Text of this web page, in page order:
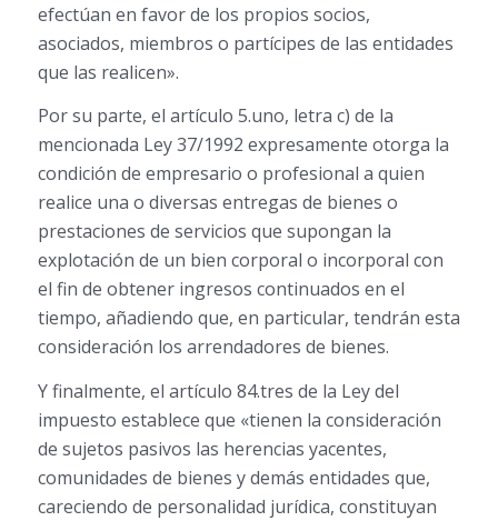
efectúan en favor de los propios socios,
asociados, miembros o partícipes de las entidades
que las realicen».
Por su parte, el artículo 5.uno, letra c) de la
mencionada Ley 37/1992 expresamente otorga la
condición de empresario o profesional a quien
realice una o diversas entregas de bienes o
prestaciones de servicios que supongan la
explotación de un bien corporal o incorporal con
el fin de obtener ingresos continuados en el
tiempo, añadiendo que, en particular, tendrán esta
consideración los arrendadores de bienes.
Y finalmente, el artículo 84.tres de la Ley del
impuesto establece que «tienen la consideración
de sujetos pasivos las herencias yacentes,
comunidades de bienes y demás entidades que,
careciendo de personalidad jurídica, constituyan